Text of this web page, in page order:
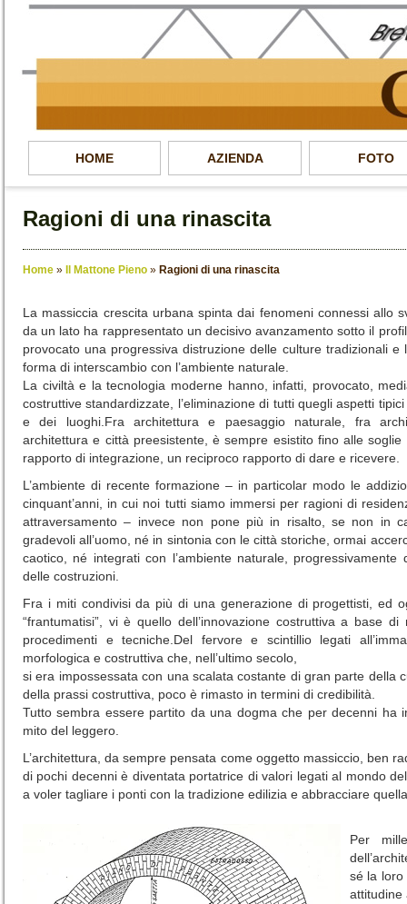
HOME AZIENDA FOTO
Ragioni di una rinascita
Home » Il Mattone Pieno » Ragioni di una rinascita
La massiccia crescita urbana spinta dai fenomeni connessi allo
da un lato ha rappresentato un decisivo avanzamento sotto il
provocato una progressiva distruzione delle culture tradizionali e
forma di interscambio con l’ambiente naturale.
La civiltà e la tecnologia moderne hanno, infatti, provocato,
costruttive standardizzate, l’eliminazione di tutti quegli aspetti
e dei luoghi.Fra architettura e paesaggio naturale, fra
architettura e città preesistente, è sempre esistito fino alle soglie
rapporto di integrazione, un reciproco rapporto di dare e ricevere.
L’ambiente di recente formazione – in particolar modo le
cinquant’anni, in cui noi tutti siamo immersi per ragioni di
attraversamento – invece non pone più in risalto, se non in
gradevoli all’uomo, né in sintonia con le città storiche, ormai
caotico, né integrati con l’ambiente naturale, progressivamente
delle costruzioni.
Fra i miti condivisi da più di una generazione di progettisti, ed
“frantumatisi”, vi è quello dell’innovazione costruttiva a base di
procedimenti e tecniche.Del fervore e scintillio legati
morfologica e costruttiva che, nell’ultimo secolo,
si era impossessata con una scalata costante di gran parte della
della prassi costruttiva, poco è rimasto in termini di credibilità.
Tutto sembra essere partito da una dogma che per decenni ha
mito del leggero.
L’architettura, da sempre pensata come oggetto massiccio, ben
di pochi decenni è diventata portatrice di valori legati al mondo
a voler tagliare i ponti con la tradizione edilizia e abbracciare
Per
sé la loro
attitudine